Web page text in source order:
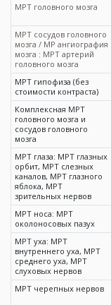
МРТ головного мозга
МРТ сосудов головного
мозга / МР ангиография
мозга : МРТ артерий
головного мозга
МРТ гипофиза (без
стоимости контраста)
Комплексная МРТ
головного мозга и
сосудов головного
мозга
МРТ глаза: МРТ глазных
орбит, МРТ слезных
каналов, МРТ глазного
яблока, МРТ
зрительных нервов
МРТ носа: МРТ
околоносовых пазух
МРТ уха: МРТ
внутреннего уха, МРТ
среднего уха, МРТ
слуховых нервов
МРТ черепных нервов